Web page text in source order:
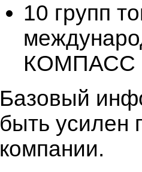
10 групп
КОМПАСС
Базовый
быть усилен
компании.